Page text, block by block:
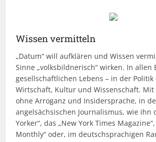
Wissen vermitteln
„Datum“ will aufklären und Wissen
Sinne „volksbildnerisch“ wirken. In allen
gesellschaftlichen Lebens – in der Politik
Wirtschaft, Kultur und Wissenschaft. Mit
ohne Arroganz und Insidersprache, in
angelsächsischen Journalismus, wie ihn
Yorker“, das „New York Times
Monthly“ oder, im deutschsprachigen